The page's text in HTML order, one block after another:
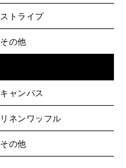
ストライプ
その他
キャンバス
リネンワッフル
その他